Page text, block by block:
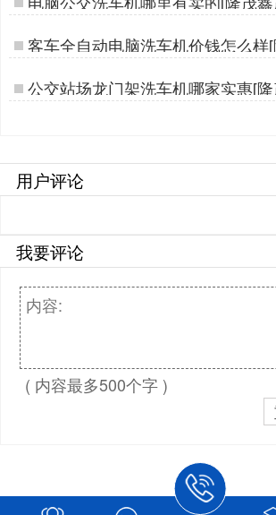
客车全自动电脑洗车机价钱怎么样
鑫晟]…
公交站场龙门架洗车机哪家实惠[
晟]…
用户评论
我要评论
( 内容最多500个字 )